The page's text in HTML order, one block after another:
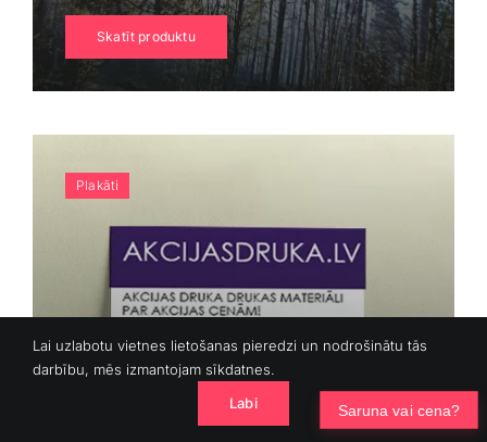
Skatīt produktu
Plakāti
Lai uzlabotu vietnes lietošanas pieredzi un nodrošinātu tās
darbību, mēs izmantojam sīkdatnes.
Labi
Saruna vai cena?